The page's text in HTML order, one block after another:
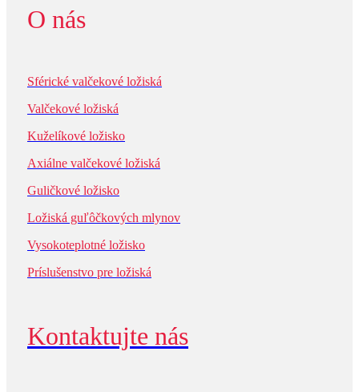
O nás
Sférické valčekové ložiská
Valčekové ložiská
Kuželíkové ložisko
Axiálne valčekové ložiská
Guličkové ložisko
Ložiská guľôčkových mlynov
Vysokoteplotné ložisko
Príslušenstvo pre ložiská
Kontaktujte nás